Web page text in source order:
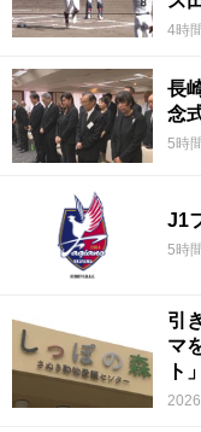
4時
長
念
5時
J1
5時
引
マ
ト